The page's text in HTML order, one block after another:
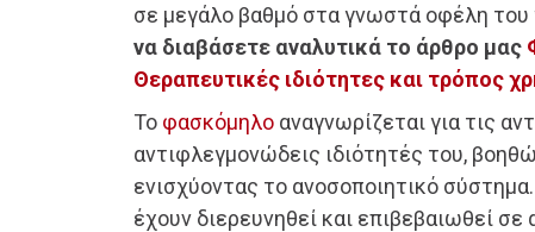
σε μεγάλο βαθμό στα γνωστά οφέλη του
να διαβάσετε αναλυτικά το άρθρο μας
Θεραπευτικές ιδιότητες και τρόπος
Το φασκόμηλο αναγνωρίζεται για τις
αντιφλεγμονώδεις ιδιότητές του,
ενισχύοντας το ανοσοποιητικό
έχουν διερευνηθεί και επιβεβαιωθεί